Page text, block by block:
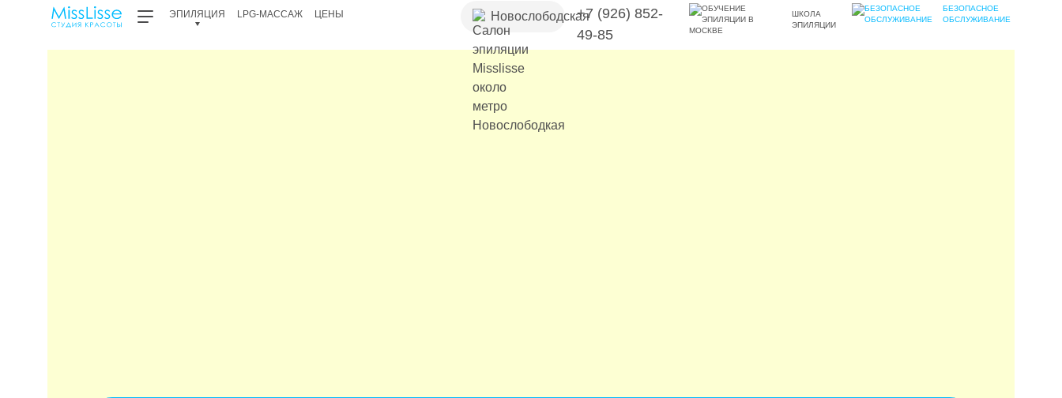
ЭПИЛЯЦИЯ LPG-МАССАЖ ЦЕНЫ Новослободская+7 (926) 852-
49-85
ШКОЛА
ЭПИЛЯЦИИ
БЕЗОПАСНОЕ
ОБСЛУЖИВАНИЕ